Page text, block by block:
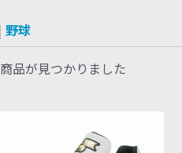
野球
品が見つかりました